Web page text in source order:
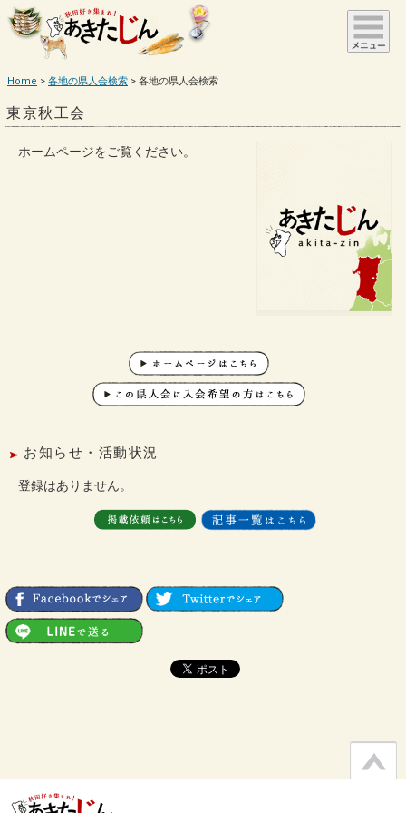
Home 各地の県人会検索 各地の県人会検索
東京秋工会
ホームページをご覧ください。
お知らせ・活動状況
登録はありません。